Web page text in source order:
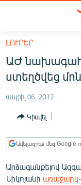
հիմնական
բովանդակությանը
Անցնել
հիմնական
մենյուին
ՀԱՅԱՍՏԱՆ
ՔԱՂԱՔԱԿԱՆ
ԸՆՏՐՈՒԹՅՈՒՆՆԵՐ
ԻՐԱՎՈՒՆՔ
ՀԱՍԱՐԱԿՈՒԹՅՈՒՆ
ՂԱՐԱԲԱՂ
ԼՈՒՐԵՐ
ԱԺ
ստեղծվեց
ապրիլ 06, 2012
Կիսվել
Ավելացրեք մեզ Google-
Արձագանքելով
Նիկոյանի